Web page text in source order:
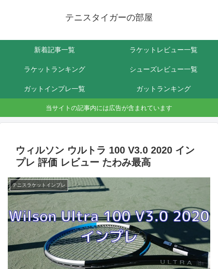
テニスタイガーの部屋
新着記事一覧 ラケットレビュー一覧
ラケットランキング シューズレビュー一覧
ガットインプレ一覧 ガットランキング
当サイトの記事内には広告が含まれています
ウィルソン ウルトラ 100 V3.0 2020 イン
プレ 評価 レビュー たわみ最高
テニスラケットインプレ